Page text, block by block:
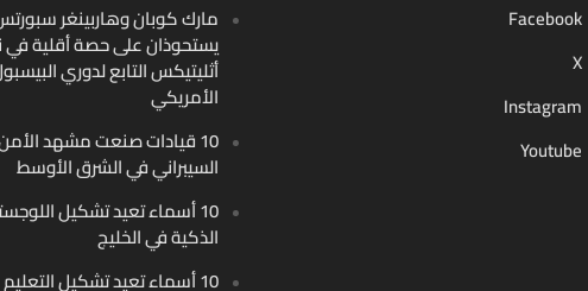
مارك كوبان وهاربينغر سبورتس
يستحوذان على حصة أقلية في
أثليتيكس التابع لدوري
الأمريكي
10 قيادات صنعت مشهد
السيبراني في الشرق الأوسط
10 أسماء تعيد تشكيل
الذكية في الخليج
10 أسماء تعيد تشكيل التعليم
Facebook
X
Instagram
Youtube